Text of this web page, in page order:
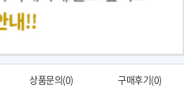
상품문의(0) 구매후기(0)